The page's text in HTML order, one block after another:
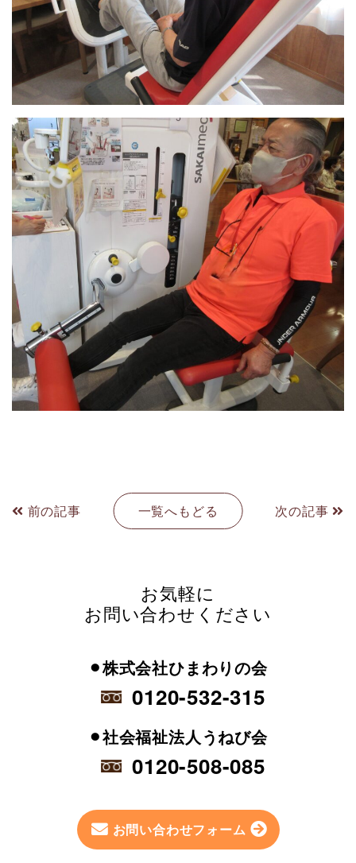
前の記事 一覧へもどる 次の記事
お気軽に
お問い合わせください
⚫︎株式会社ひまわりの会
0120-532-315
⚫︎社会福祉法人うねび会
0120-508-085
お問い合わせフォーム